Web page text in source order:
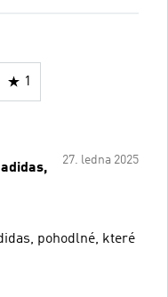
1
27. ledna 2025
pohodlné, které